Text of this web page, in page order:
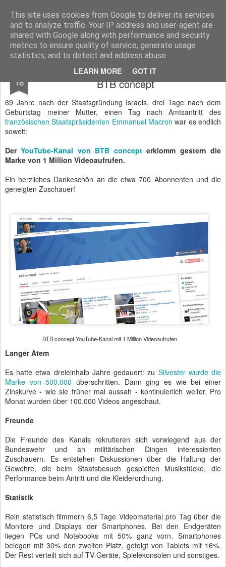
This site uses cookies from Google to deliver its services
and to analyze traffic. Your IP address and user-agent are
shared with Google along with performance and security
metrics to ensure quality of service, generate usage
statistics, and to detect and address abuse.
LEARN MORE GOT IT
BTB concept Media GmbH Presseberichte zu Bundespolitik, Diplomatie, Sicherheitspolitik, Wirtschaft, Fahrzeugtechnik und IT - Pressedienst, Fachartikel, Bildredaktion, O-Ton-Videos
16
Die erste Million im YouTube-Kanal von
BTB concept
69 Jahre nach der Staatsgründung Israels, drei Tage nach dem
Geburtstag meiner Mutter, einen Tag nach Amtsantritt des
französischen Staatspräsidenten Emmanuel Macron war es endlich
soweit:
DerYouTube-Kanal von BTB concepterklomm gestern die
Marke von 1 Million Videoaufrufen.
Ein herzliches Dankeschön an die etwa 700 Abonnenten und die
geneigten Zuschauer!
BTB concept YouTube-Kanal mit 1 Million Videoaufrufen
Langer Atem
Es hatte etwa dreieinhalb Jahre gedauert: zu Silvester wurde die
Marke von 500.000 überschritten. Dann ging es wie bei einer
Zinskurve - wie sie früher mal aussah - kontinuierlich weiter. Pro
Monat wurden über 100.000 Videos angeschaut.
Freunde
Die Freunde des Kanals rekrutieren sich vorwiegend aus der
Bundeswehr und an militärischen Dingen interessierten
Zuschauern. Es entstehen Diskussionen über die Haltung der
Gewehre, die beim Staatsbesuch gespielten Musikstücke, die
Performance beim Antritt und die Kleiderordnung.
Statistik
Rein statistisch flimmern 6,5 Tage Videomaterial pro Tag über die
Monitore und Displays der Smartphones. Bei den Endgeräten
liegen PCs und Notebooks mit 50% ganz vorn. Smartphones
belegen mit 30% den zweiten Platz, gefolgt von Tablets mit 16%.
Der Rest verteilt sich auf TV-Geräte, Spielekonsolen und sonstiges.